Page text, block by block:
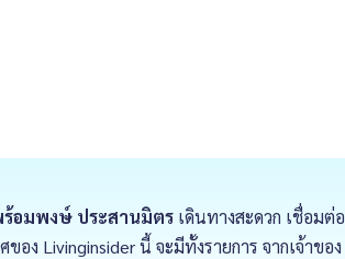
ร้อมพงษ์ ประสานมิตร เดินทางสะดวก เชื่อมต่อ
อง Livinginsider นี้ จะมีทั้งรายการ จากเจ้าของ